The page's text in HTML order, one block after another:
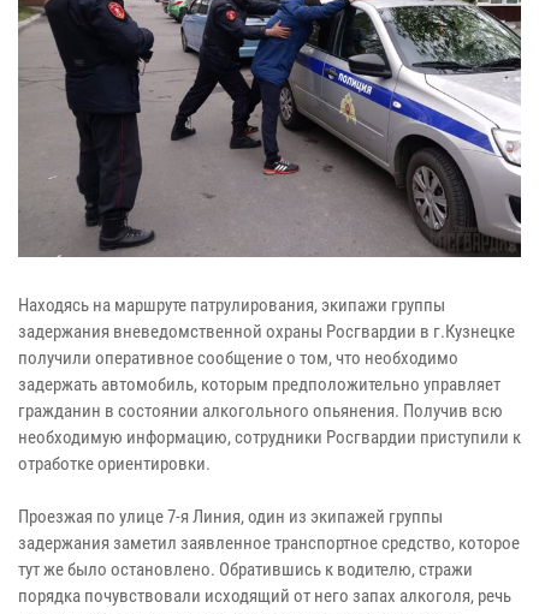
Находясь на маршруте патрулирования, экипажи группы
задержания вневедомственной охраны Росгвардии в г.Кузнецке
получили оперативное сообщение о том, что необходимо
задержать автомобиль, которым предположительно управляет
гражданин в состоянии алкогольного опьянения. Получив всю
необходимую информацию, сотрудники Росгвардии приступили к
отработке ориентировки.
Проезжая по улице 7-я Линия, один из экипажей группы
задержания заметил заявленное транспортное средство, которое
тут же было остановлено. Обратившись к водителю, стражи
порядка почувствовали исходящий от него запах алкоголя, речь